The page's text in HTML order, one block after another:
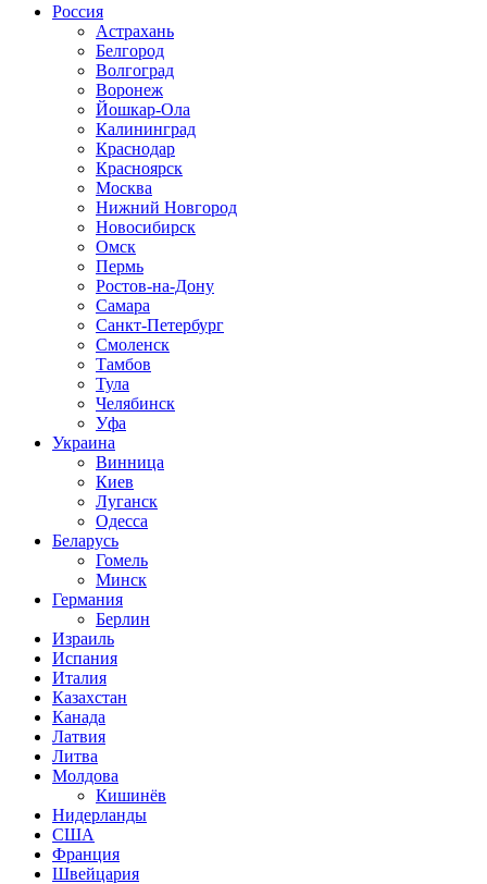
Россия
Астрахань
Белгород
Волгоград
Воронеж
Йошкар-Ола
Калининград
Краснодар
Красноярск
Москва
Нижний Новгород
Новосибирск
Омск
Пермь
Ростов-на-Дону
Самара
Санкт-Петербург
Смоленск
Тамбов
Тула
Челябинск
Уфа
Украина
Винница
Киев
Луганск
Одесса
Беларусь
Гомель
Минск
Германия
Берлин
Израиль
Испания
Италия
Казахстан
Канада
Латвия
Литва
Молдова
Кишинёв
Нидерланды
США
Франция
Швейцария